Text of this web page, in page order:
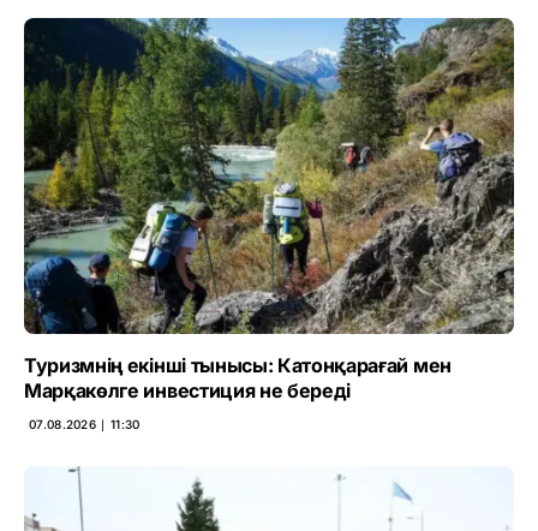
Туризмнің екінші тынысы: Катонқарағай мен
Марқакөлге инвестиция не береді
07.08.2026 ∣ 11:30